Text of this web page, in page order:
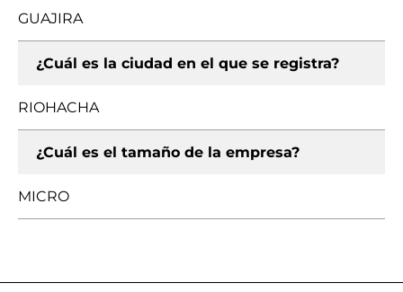
GUAJIRA
¿Cuál es la ciudad en el que se registra?
RIOHACHA
¿Cuál es el tamaño de la empresa?
MICRO